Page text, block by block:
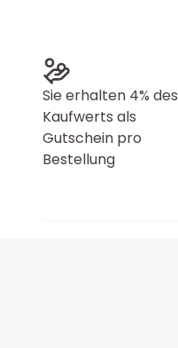
Sie erhalten 4% des
Kaufwerts als
Gutschein pro
Bestellung